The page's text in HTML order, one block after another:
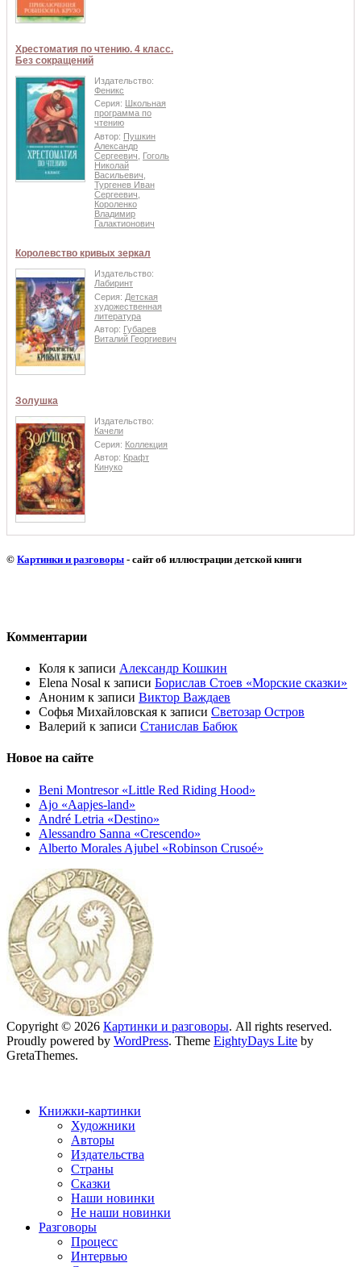
Хрестоматия по чтению. 4 класс.
Без сокращений
Издательство:
Феникс
Серия: Школьная
программа по
чтению
Автор: Пушкин
Александр
Сергеевич
Гоголь
Николай
Васильевич
Тургенев Иван
Сергеевич
Короленко
Владимир
Галактионович
Королевство кривых зеркал
Издательство:
Лабиринт
Серия: Детская
художественная
литература
Автор: Губарев
Виталий Георгиевич
Золушка
Издательство:
Качели
Серия: Коллекция
Автор: Крафт
Кинуко
© Картинки и разговоры - сайт об иллюстрации детской книги
Комментарии
Коля к записи Александр Кошкин
Elena Nosal к записи Борислав Стоев «Морские сказки»
Аноним к записи Виктор Важдаев
Софья Михайловская к записи Светозар Остров
Валерий к записи Станислав Бабюк
Новое на сайте
Beni Montresor «Little Red Riding Hood»
Ajo «Aapjes-land»
André Letria «Destino»
Alessandro Sanna «Crescendo»
Alberto Morales Ajubel «Robinson Crusoé»
Copyright © 2026 Картинки и разговоры. All rights reserved.
Proudly powered by WordPress. Theme EightyDays Lite by
GretaThemes.
Книжки-картинки
Художники
Авторы
Издательства
Страны
Сказки
Наши новинки
Не наши новинки
Разговоры
Процесс
Интервью